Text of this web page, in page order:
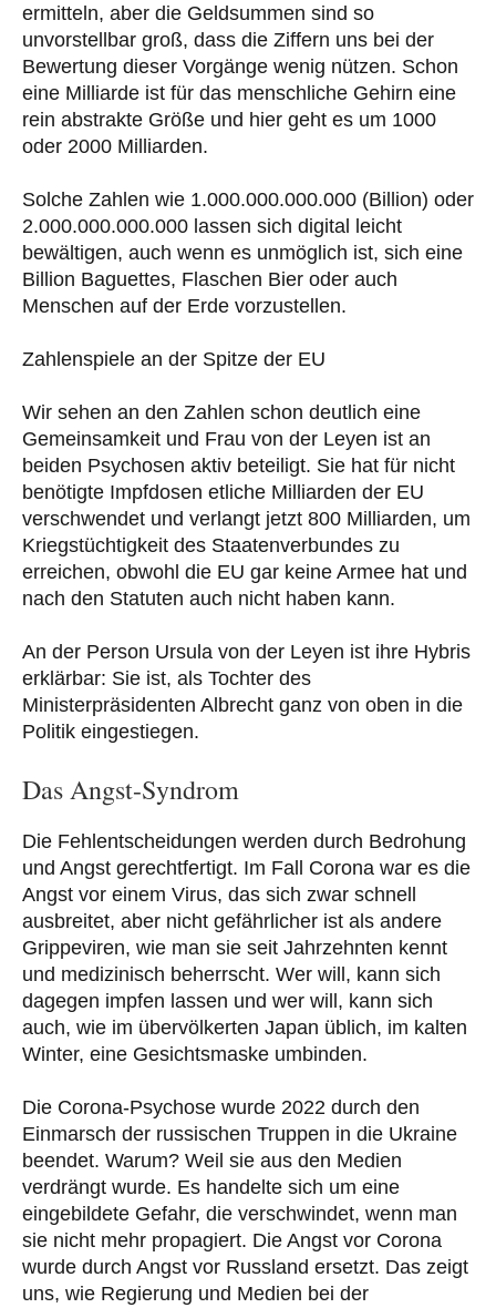
ermitteln, aber die Geldsummen sind so
unvorstellbar groß, dass die Ziffern uns bei der
Bewertung dieser Vorgänge wenig nützen. Schon
eine Milliarde ist für das menschliche Gehirn eine
rein abstrakte Größe und hier geht es um 1000
oder 2000 Milliarden.
Solche Zahlen wie 1.000.000.000.000 (Billion) oder
2.000.000.000.000 lassen sich digital leicht
bewältigen, auch wenn es unmöglich ist, sich eine
Billion Baguettes, Flaschen Bier oder auch
Menschen auf der Erde vorzustellen.
Zahlenspiele an der Spitze der EU
Wir sehen an den Zahlen schon deutlich eine
Gemeinsamkeit und Frau von der Leyen ist an
beiden Psychosen aktiv beteiligt. Sie hat für nicht
benötigte Impfdosen etliche Milliarden der EU
verschwendet und verlangt jetzt 800 Milliarden, um
Kriegstüchtigkeit des Staatenverbundes zu
erreichen, obwohl die EU gar keine Armee hat und
nach den Statuten auch nicht haben kann.
An der Person Ursula von der Leyen ist ihre Hybris
erklärbar: Sie ist, als Tochter des
Ministerpräsidenten Albrecht ganz von oben in die
Politik eingestiegen.
Das Angst-Syndrom
Die Fehlentscheidungen werden durch Bedrohung
und Angst gerechtfertigt. Im Fall Corona war es die
Angst vor einem Virus, das sich zwar schnell
ausbreitet, aber nicht gefährlicher ist als andere
Grippeviren, wie man sie seit Jahrzehnten kennt
und medizinisch beherrscht. Wer will, kann sich
dagegen impfen lassen und wer will, kann sich
auch, wie im übervölkerten Japan üblich, im kalten
Winter, eine Gesichtsmaske umbinden.
Die Corona-Psychose wurde 2022 durch den
Einmarsch der russischen Truppen in die Ukraine
beendet. Warum? Weil sie aus den Medien
verdrängt wurde. Es handelte sich um eine
eingebildete Gefahr, die verschwindet, wenn man
sie nicht mehr propagiert. Die Angst vor Corona
wurde durch Angst vor Russland ersetzt. Das zeigt
uns, wie Regierung und Medien bei der